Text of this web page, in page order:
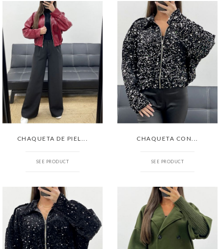
CHAQUETA DE PIEL...
SEE PRODUCT
CHAQUETA CON...
SEE PRODUCT